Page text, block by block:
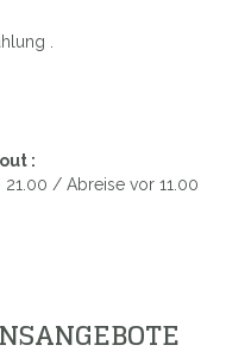
.
:
21.00 / Abreise vor 11.00